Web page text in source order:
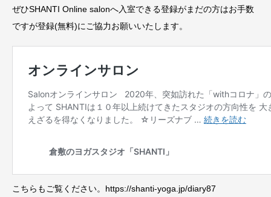
ぜひSHANTI Online salonへ入室できる登録がまだの方はお手数
ですが登録(無料)にご協力お願いいたします。
こちらもご覧ください。https://shanti-yoga.jp/diary87